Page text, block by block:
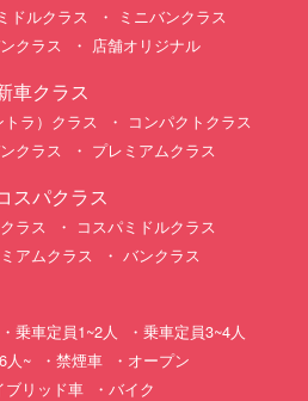
ミドルクラス
ミニバンクラス
クラス 店舗オリジナル
車クラス
ラ）クラス
コンパクトクラス
クラス プレミアムクラス
スパクラス
ラス
コスパミドルクラス
アムクラス バンクラス
乗車定員1~2人
乗車定員3~4人
人~ 禁煙車
オープン
ブリッド車
バイク